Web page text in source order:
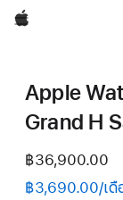
Apple
Apple
Grand H
฿36,900.00
฿3,690.00/เดื